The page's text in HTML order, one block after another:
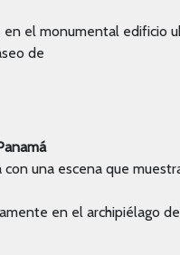
el monumental edificio
de
una escena que
en el archipiélago